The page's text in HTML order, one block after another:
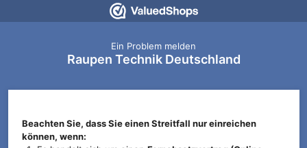
Ein Problem melden
Raupen Technik Deutschland
Beachten Sie, dass Sie einen Streitfall nur einreichen
können, wenn: